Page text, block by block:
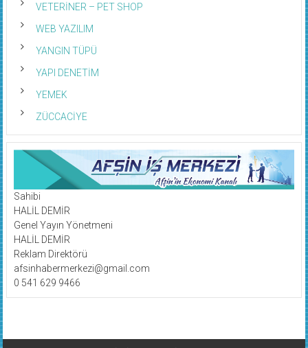
VETERİNER – PET SHOP
WEB YAZILIM
YANGIN TÜPÜ
YAPI DENETİM
YEMEK
ZÜCCACİYE
Sahibi
HALİL DEMİR
Genel Yayın Yönetmeni
HALİL DEMİR
Reklam Direktörü
afsinhabermerkezi@gmail.com
0 541 629 9466